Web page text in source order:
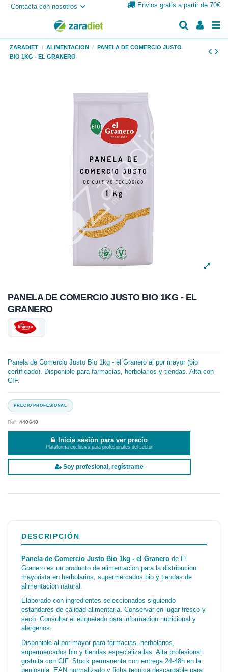
Contacta con nosotros Envios gratis a partir de 70€
ZARADIET ALIMENTACION
PANELA DE COMERCIO JUSTO
BIO 1KG - EL GRANERO
PANELA DE COMERCIO JUSTO BIO 1KG - EL
GRANERO
Panela de Comercio Justo Bio 1kg - el Granero al por mayor (bio
certificado). Disponible para farmacias, herbolarios y tiendas. Alta con
CIF.
Ref.440640
Inicia sesión para ver precio
Plataforma exclusiva para profesionales del sector
Soy profesional, regístrame
DESCRIPCIÓN
Panela de Comercio Justo Bio 1kg - el Granero de El
Granero es un producto de alimentacion para la distribucion
mayorista en herbolarios, supermercados bio y tiendas de
alimentacion natural.
Elaborado con ingredientes seleccionados siguiendo
estandares de calidad alimentaria. Conservar en lugar fresco y
seco. Consultar el etiquetado para informacion nutricional y
alergenos.
Disponible al por mayor para farmacias, herbolarios,
supermercados bio y tiendas especializadas. Alta profesional
gratuita con CIF. Stock permanente con entrega 24-48h en la
peninsula. EAN normalizado y ficha tecnica descargable para